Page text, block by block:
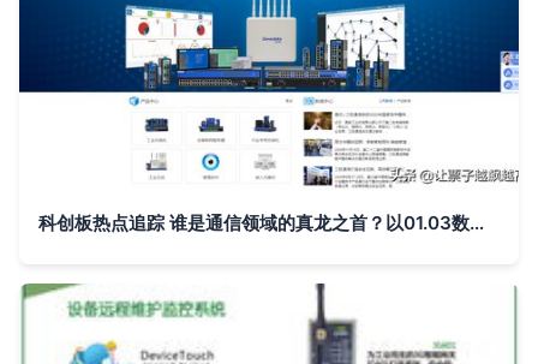
科创板热点追踪 谁是通信领域的真龙之首？以01.03数据透视通源环境、三旺通信、派能科技与伟创电气